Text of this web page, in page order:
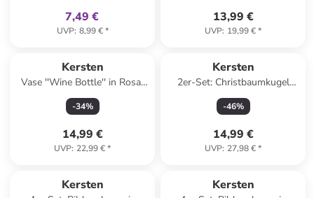
7,49 €
UVP: 8,99 €*
13,99 €
UVP: 19,99 €*
Kersten
Vase ''Wine Bottle'' in Rosa/
Lila - (H)29 cm - Ø 8 cm
-34%
14,99 €
UVP: 22,99 €*
Kersten
2er-Set: Christbaumkugel
''Icicle'' in Gold - (B)6 x (H)14
x (T)6 cm
-46%
14,99 €
UVP: 27,98 €*
Kersten Kersten